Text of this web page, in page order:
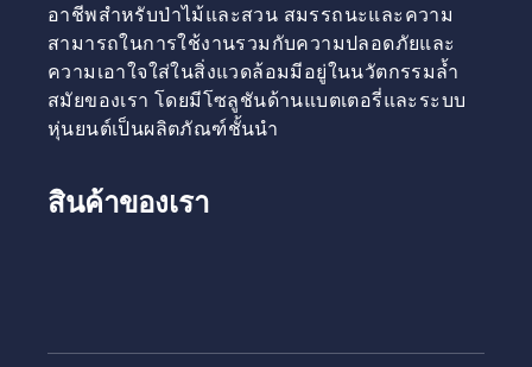
อาชีพสำหรับป่าไม้และสวน สมรรถนะและความ
สามารถในการใช้งานรวมกับความปลอดภัยและ
ความเอาใจใส่ในสิ่งแวดล้อมมีอยู่ในนวัตกรรมล้ำ
สมัยของเรา โดยมีโซลูชันด้านแบตเตอรี่และระบบ
หุ่นยนต์เป็นผลิตภัณฑ์ชั้นนำ
สินค้าของเรา